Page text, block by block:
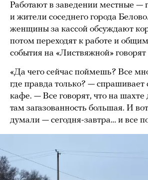
Работают в заведении местные —
и жители соседнего города
женщины за кассой обсуждают
потом переходят к работе и
события на «Листвяжной» говорят
«Да чего сейчас поймешь? Все
где правда только? — спрашивает
кафе. — Все говорят, что на шахте
там загазованность большая. И
думали — сегодня-завтра… и все